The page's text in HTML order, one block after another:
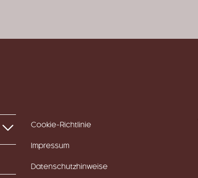
Cookie-Richtlinie
Impressum
Datenschutzhinweise